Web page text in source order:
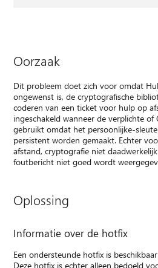
Oorzaak
Dit probleem doet zich voor omdat
ongewenst is, de cryptografische
coderen van een ticket voor hulp op
ingeschakeld wanneer de verplichte
gebruikt omdat het persoonlijke-
persistent worden gemaakt. Echter
afstand, cryptografie niet
foutbericht niet goed wordt
Oplossing
Informatie over de hotfix
Een ondersteunde hotfix is
Deze hotfix is echter alleen bedoeld